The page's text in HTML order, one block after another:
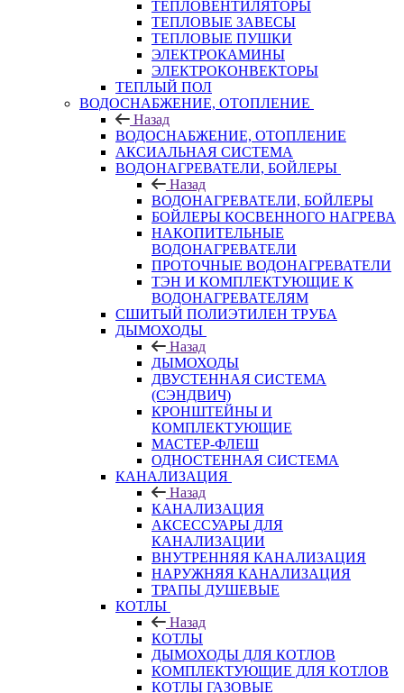
ТЕПЛОВЕНТИЛЯТОРЫ
ТЕПЛОВЫЕ ЗАВЕСЫ
ТЕПЛОВЫЕ ПУШКИ
ЭЛЕКТРОКАМИНЫ
ЭЛЕКТРОКОНВЕКТОРЫ
ТЕПЛЫЙ ПОЛ
ВОДОСНАБЖЕНИЕ, ОТОПЛЕНИЕ
Назад
ВОДОСНАБЖЕНИЕ, ОТОПЛЕНИЕ
АКСИАЛЬНАЯ СИСТЕМА
ВОДОНАГРЕВАТЕЛИ, БОЙЛЕРЫ
Назад
ВОДОНАГРЕВАТЕЛИ, БОЙЛЕРЫ
БОЙЛЕРЫ КОСВЕННОГО НАГРЕВА
НАКОПИТЕЛЬНЫЕ
ВОДОНАГРЕВАТЕЛИ
ПРОТОЧНЫЕ ВОДОНАГРЕВАТЕЛИ
ТЭН И КОМПЛЕКТУЮЩИЕ К
ВОДОНАГРЕВАТЕЛЯМ
СШИТЫЙ ПОЛИЭТИЛЕН ТРУБА
ДЫМОХОДЫ
Назад
ДЫМОХОДЫ
ДВУСТЕННАЯ СИСТЕМА
(СЭНДВИЧ)
КРОНШТЕЙНЫ И
КОМПЛЕКТУЮЩИЕ
МАСТЕР-ФЛЕШ
ОДНОСТЕННАЯ СИСТЕМА
КАНАЛИЗАЦИЯ
Назад
КАНАЛИЗАЦИЯ
АКСЕССУАРЫ ДЛЯ
КАНАЛИЗАЦИИ
ВНУТРЕННЯЯ КАНАЛИЗАЦИЯ
НАРУЖНЯЯ КАНАЛИЗАЦИЯ
ТРАПЫ ДУШЕВЫЕ
КОТЛЫ
Назад
КОТЛЫ
ДЫМОХОДЫ ДЛЯ КОТЛОВ
КОМПЛЕКТУЮЩИЕ ДЛЯ КОТЛОВ
КОТЛЫ ГАЗОВЫЕ